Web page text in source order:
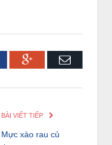
Google+Email
BÀI VIẾT TIẾP
Mực xào rau củ